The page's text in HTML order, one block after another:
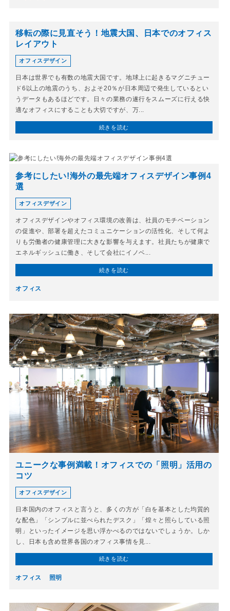
移転の際に見直そう！地震大国、日本でのオフィス
レイアウト
オフィスデザイン
日本は世界でも有数の地震大国です。地球上に起きるマグニチュー
ド6以上の地震のうち、およそ20％が日本周辺で発生しているとい
うデータもあるほどです。日々の業務の遂行をスムーズに行える快
適なオフィスにすることも大切ですが、万...
続きを読む
参考にしたい!海外の最先端オフィスデザイン事例4
選
オフィスデザイン
オフィスデザインやオフィス環境の改善は、社員のモチベーション
の促進や、部署を超えたコミュニケーションの活性化、そして何よ
りも労働者の健康管理に大きな影響を与えます。社員たちが健康で
エネルギッシュに働き、そして会社にイノベ...
続きを読む
オフィス
ユニークな事例満載！オフィスでの「照明」活用の
コツ
オフィスデザイン
日本国内のオフィスと言うと、多くの方が「白を基本とした均質的
な配色」「シンプルに並べられたデスク」「煌々と照らしている照
明」といったイメージを思い浮かべるのではないでしょうか。しか
し、日本も含め世界各国のオフィス事情を見...
続きを読む
オフィス 照明